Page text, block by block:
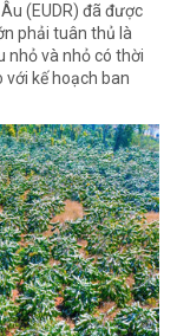
(EUDR) đã được
phải tuân thủ là
nhỏ và nhỏ có thời
kế hoạch ban